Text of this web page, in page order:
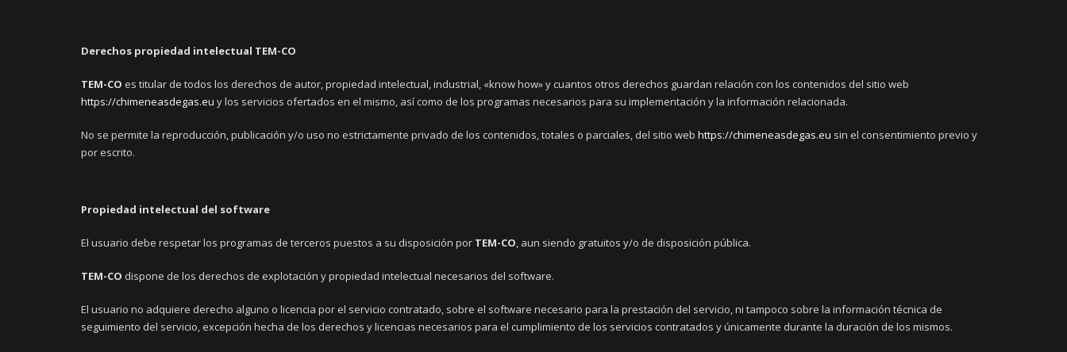
Derechos propiedad intelectual TEM-CO
TEM-CO es titular de todos los derechos de autor, propiedad intelectual, industrial, «know how» y cuantos otros derechos guardan relación con los contenidos del sitio web
https://chimeneasdegas.eu y los servicios ofertados en el mismo, así como de los programas necesarios para su implementación y la información relacionada.
No se permite la reproducción, publicación y/o uso no estrictamente privado de los contenidos, totales o parciales, del sitio web https://chimeneasdegas.eu sin el consentimiento previo y
por escrito.
Propiedad intelectual del software
El usuario debe respetar los programas de terceros puestos a su disposición por TEM-CO, aun siendo gratuitos y/o de disposición pública.
TEM-CO dispone de los derechos de explotación y propiedad intelectual necesarios del software.
El usuario no adquiere derecho alguno o licencia por el servicio contratado, sobre el software necesario para la prestación del servicio, ni tampoco sobre la información técnica de
seguimiento del servicio, excepción hecha de los derechos y licencias necesarios para el cumplimiento de los servicios contratados y únicamente durante la duración de los mismos.